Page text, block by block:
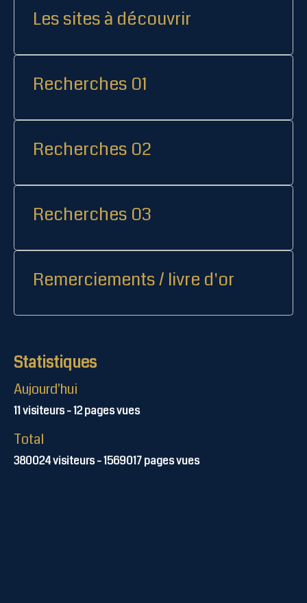
Les sites à découvrir
Recherches 01
Recherches 02
Recherches 03
Remerciements / livre d'or
Statistiques
Aujourd'hui
11visiteurs -12pages vues
Total
380024visiteurs -1569017pages vues